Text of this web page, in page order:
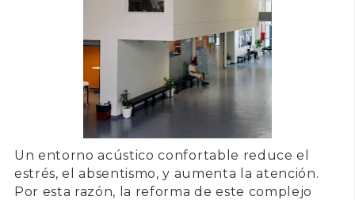
Unentorno acústico confortable reduce el
estrés, el absentismo, y aumenta la atención.
Por esta razón, la reforma de este complejo